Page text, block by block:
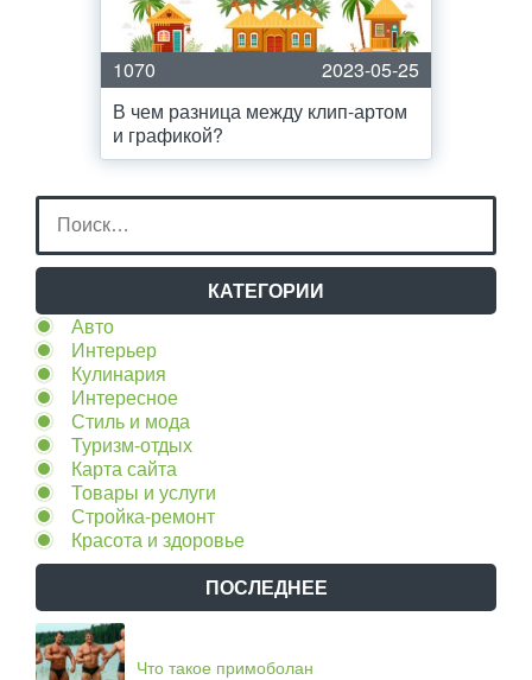
1070
2023-05-25
В чем разница между клип-артом
и графикой?
КАТЕГОРИИ
Авто
Интерьер
Кулинария
Интересное
Стиль и мода
Туризм-отдых
Карта сайта
Товары и услуги
Стройка-ремонт
Красота и здоровье
ПОСЛЕДНЕЕ
Что такое примоболан